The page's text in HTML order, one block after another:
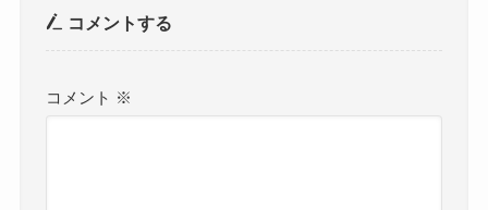
コメントする
コメント ※